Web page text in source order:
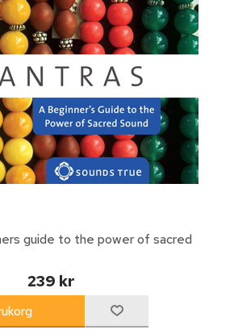
guide to the power of sacred
239 kr